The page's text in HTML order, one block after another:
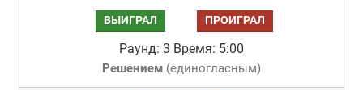
ВЫИГРАЛ ПРОИГРАЛ
Раунд: 3 Время: 5:00
Решением(единогласным)